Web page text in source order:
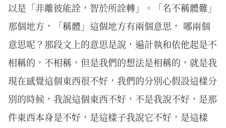
以是「非離彼能詮，智於所詮轉」。「名不稱體難」
那個地方，「稱體」這個地方有兩個意思， 哪兩個
意思呢？那段文上的意思是說，遍計執和依他起是不
相稱的，不相稱，但是我們的想法是相稱的，就是我
現在感覺這個東西很不好，我們的分別心假設這樣分
別的時候，我說這個東西不好，不是我說不好，是那
件東西本身是不好，是這樣子我說它不好，是這樣